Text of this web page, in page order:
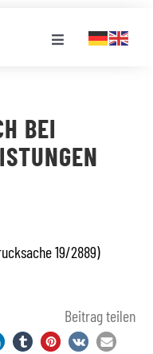
Toggle
BEI
19/2889)
Beitrag teilen